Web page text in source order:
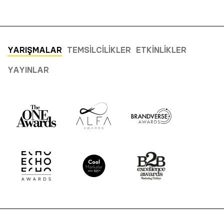
YARIŞMALAR TEMSILCILIKLER ETKINLIKLER
YAYINLAR